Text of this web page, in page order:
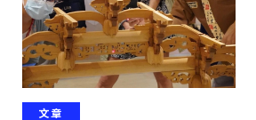
文章